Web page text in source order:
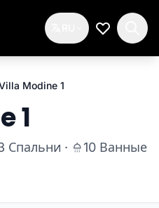
Мой
Modine 1
1
Спальни ·
10 Ванные